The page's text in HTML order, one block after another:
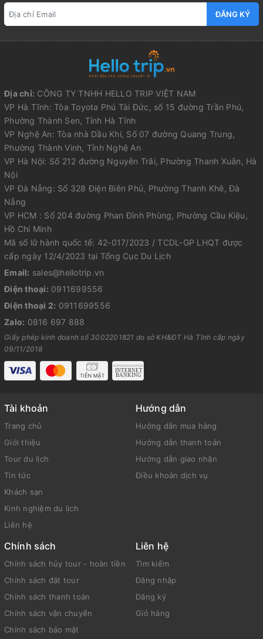
ĐĂNG KÝ
Địa chỉ: CÔNG TY TNHH HELLO TRIP VIỆT NAM
VP Hà Tĩnh: Tòa Toyota Phú Tài Đức, số 15 đường Trần Phú,
Phường Thành Sen, Tỉnh Hà Tĩnh
VP Nghệ An: Tòa nhà Dầu Khí, Số 07 đường Quang Trung,
Phường Thành Vinh, Tỉnh Nghệ An
VP Hà Nội: Số 212 đường Nguyễn Trãi, Phường Thanh Xuân, Hà
Nội
VP Đà Nẵng: Số 328 Điện Biên Phủ, Phường Thanh Khê, Đà
Nẵng
VP HCM : Số 204 đường Phan Đình Phùng, Phường Cầu Kiệu,
Hồ Chí Minh
Mã số lữ hành quốc tế: 42-017/2023 / TCDL-GP LHQT được
cấp ngày 12/4/2023 tại Tổng Cục Du Lịch
Email: sales@hellotrip.vn
Điện thoại: 0911699556
Điện thoại 2: 0911699556
Zalo: 0816 697 888
Giấy phép kinh doanh số 3002201821 do sở KH&ĐT Hà Tĩnh cấp ngày
09/11/2018
Tài khoản
Trang chủ
Giới thiệu
Tour du lịch
Tin tức
Khách sạn
Kinh nghiệm du lịch
Liên hệ
Hướng dẫn
Hướng dẫn mua hàng
Hướng dẫn thanh toán
Hướng dẫn giao nhận
Điều khoản dịch vụ
Chính sách
Chính sách hủy tour - hoàn tiền
Chính sách đặt tour
Chính sách thanh toán
Chính sách vận chuyển
Chính sách bảo mật
Liên hệ
Tìm kiếm
Đăng nhập
Đăng ký
Giỏ hàng